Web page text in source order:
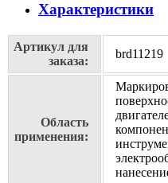
Характеристики
Артикул для
заказа:
brd11219
Область
применения: